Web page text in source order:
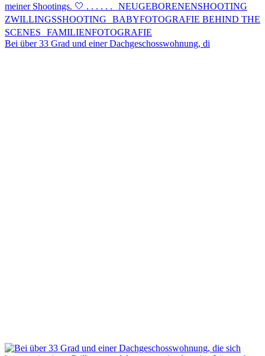
Bei über 33 Grad und einer Dachgeschosswohnung, di